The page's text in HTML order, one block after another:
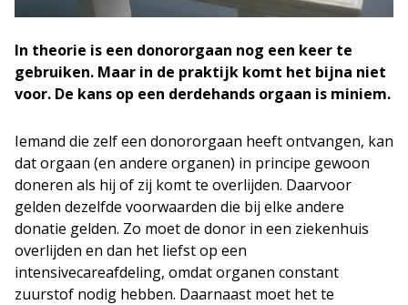
In theorie is een donororgaan nog een keer te
gebruiken. Maar in de praktijk komt het bijna niet
voor. De kans op een derdehands orgaan is miniem.
Iemand die zelf een donororgaan heeft ontvangen, kan
dat orgaan (en andere organen) in principe gewoon
doneren als hij of zij komt te overlijden. Daarvoor
gelden dezelfde voorwaarden die bij elke andere
donatie gelden. Zo moet de donor in een ziekenhuis
overlijden en dan het liefst op een
intensivecareafdeling, omdat organen constant
zuurstof nodig hebben. Daarnaast moet het te